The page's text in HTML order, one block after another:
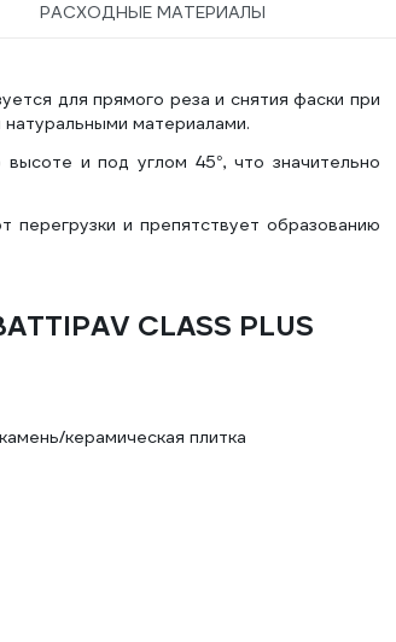
РАСХОДНЫЕ МАТЕРИАЛЫ
для прямого реза и снятия фаски при
материалами.
и под углом 45°, что значительно
и препятствует образованию
CLASS PLUS
керамическая плитка